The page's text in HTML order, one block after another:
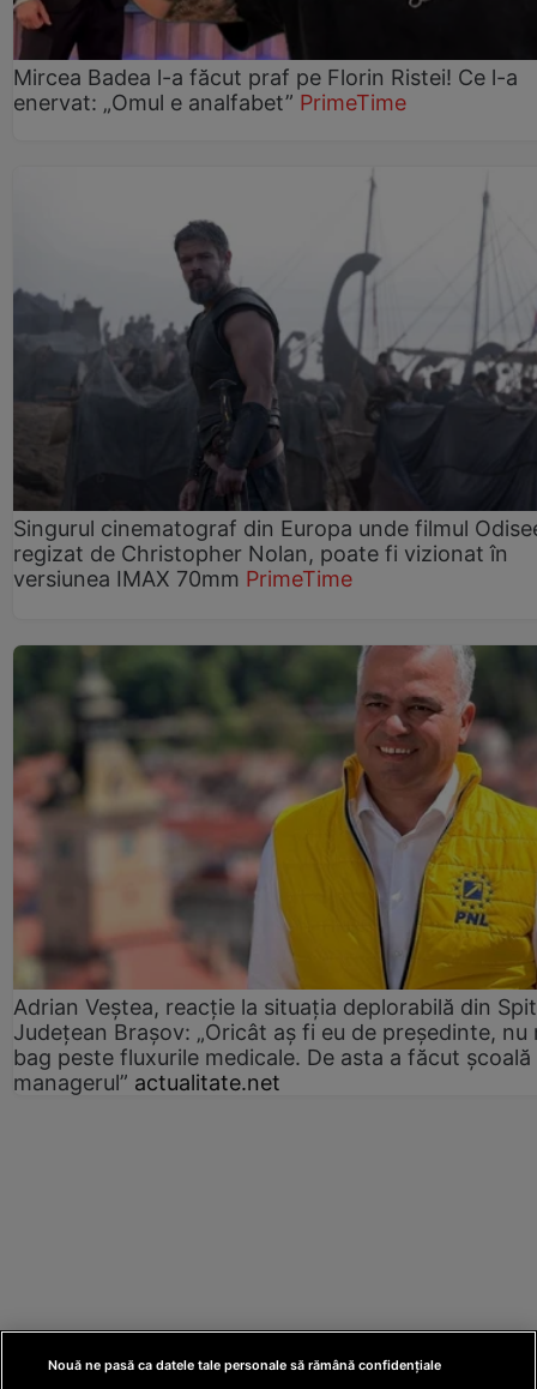
Mircea Badea l-a făcut praf pe Florin Ristei! Ce l-a
enervat: „Omul e analfabet” PrimeTime
Singurul cinematograf din Europa unde filmul
regizat de Christopher Nolan, poate fi vizionat în
versiunea IMAX 70mm PrimeTime
Adrian Veștea, reacție la situația deplorabilă din
Județean Brașov: „Oricât aș fi eu de președinte, nu
bag peste fluxurile medicale. De asta a făcut școală
managerul” actualitate.net
Nouă ne pasă ca datele tale personale să rămână confidențiale